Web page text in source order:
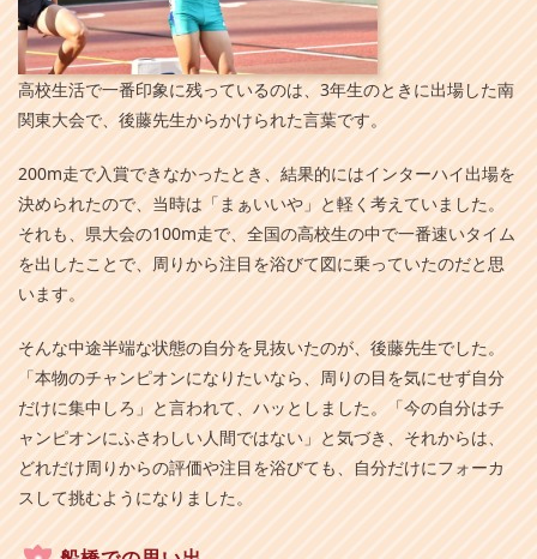
高校生活で一番印象に残っているのは、3年生のときに出場した南
関東大会で、後藤先生からかけられた言葉です。
200m走で入賞できなかったとき、結果的にはインターハイ出場を
決められたので、当時は「まぁいいや」と軽く考えていました。
それも、県大会の100m走で、全国の高校生の中で一番速いタイム
を出したことで、周りから注目を浴びて図に乗っていたのだと思
います。
そんな中途半端な状態の自分を見抜いたのが、後藤先生でした。
「本物のチャンピオンになりたいなら、周りの目を気にせず自分
だけに集中しろ」と言われて、ハッとしました。「今の自分はチ
ャンピオンにふさわしい人間ではない」と気づき、それからは、
どれだけ周りからの評価や注目を浴びても、自分だけにフォーカ
スして挑むようになりました。